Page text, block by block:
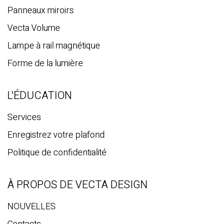
Panneaux miroirs
Vecta Volume
Lampe à rail magnétique
Forme de la lumière
L'ÉDUCATION
Services
Enregistrez votre plafond
Politique de confidentialité
À PROPOS DE VECTA DESIGN
NOUVELLES